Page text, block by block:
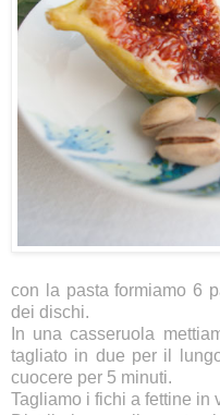
con la pasta formiamo 6
dei dischi.
In una casseruola
tagliato in due per il
cuocere per 5 minuti.
Tagliamo i fichi a fettine in